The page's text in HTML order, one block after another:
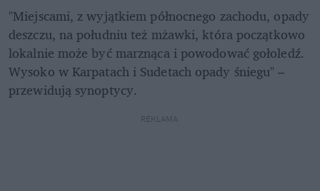
"Miejscami, z wyjątkiem północnego zachodu, opady
deszczu, na południu też mżawki, która początkowo
lokalnie może być marznąca i powodować gołoledź.
Wysoko w Karpatach i Sudetach opady śniegu" –
przewidują synoptycy.
REKLAMA